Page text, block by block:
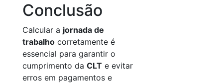
Conclusão
Calcular a jornada de
trabalho corretamente é
essencial para garantir o
cumprimento da CLT e evitar
erros em pagamentos e